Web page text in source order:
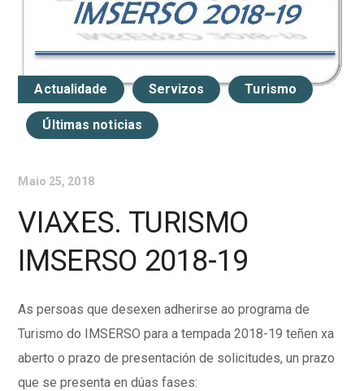
Actualidade Servizos Turismo
Últimas noticias
Maio 25, 2018
VIAXES. TURISMO
IMSERSO 2018-19
As persoas que desexen adherirse ao programa de
Turismo do IMSERSO para a tempada 2018-19 teñen xa
aberto o prazo de presentación de solicitudes, un prazo
que se presenta en dúas fases: